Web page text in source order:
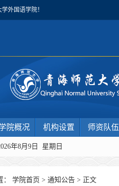
外国语学院！
院概况 机构设置 师资队伍
年8月9日 星期日
： 学院首页 > 通知公告 > 正文